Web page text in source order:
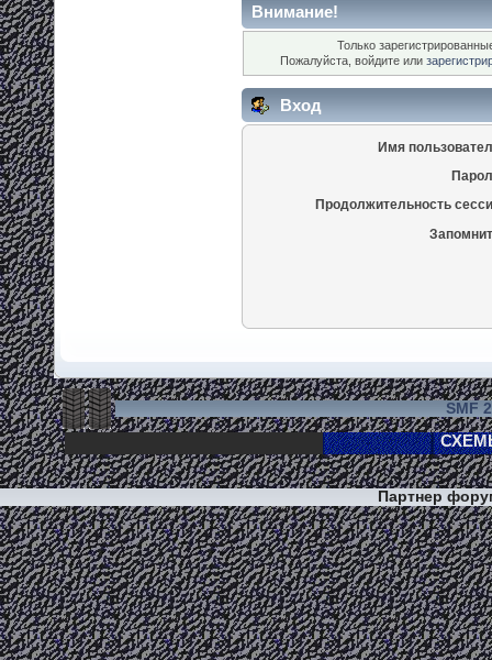
Внимание!
Только
Пожалуйста, войдите или
Вход
Имя
Продолжительность
SMF
Партнер